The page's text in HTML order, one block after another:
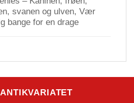
svanen og ulven, Vær
bange for en drage